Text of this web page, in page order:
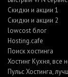
Скидки и акции 1
Скидки и акции 2
lowcost блог
Hosting.cafe
Поиск хостинга
Хостинг Кухня, все
Пульс Хостинга,